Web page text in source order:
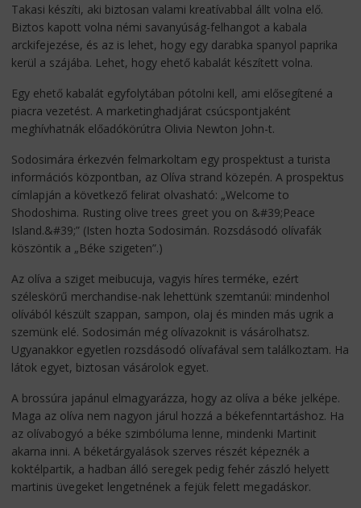
Takasi készíti, aki biztosan valami kreatívabbal állt volna elő.
Biztos kapott volna némi savanyúság-felhangot a kabala
arckifejezése, és az is lehet, hogy egy darabka spanyol paprika
kerül a szájába. Lehet, hogy ehető kabalát készített volna.
Egy ehető kabalát egyfolytában pótolni kell, ami elősegítené a
piacra vezetést. A marketinghadjárat csúcspontjaként
meghívhatnák előadókörútra Olivia Newton John-t.
Sodosimára érkezvén felmarkoltam egy prospektust a turista
információs központban, az Olíva strand közepén. A prospektus
címlapján a következő felirat olvasható: „Welcome to
Shodoshima. Rusting olive trees greet you on &#39;Peace
Island.&#39;” (Isten hozta Sodosimán. Rozsdásodó olívafák
köszöntik a „Béke szigeten”.)
Az olíva a sziget meibucuja, vagyis híres terméke, ezért
széleskörű merchandise-nak lehettünk szemtanúi: mindenhol
olívából készült szappan, sampon, olaj és minden más ugrik a
szemünk elé. Sodosimán még olívazoknit is vásárolhatsz.
Ugyanakkor egyetlen rozsdásodó olívafával sem találkoztam. Ha
látok egyet, biztosan vásárolok egyet.
A brossúra japánul elmagyarázza, hogy az olíva a béke jelképe.
Maga az olíva nem nagyon járul hozzá a békefenntartáshoz. Ha
az olívabogyó a béke szimbóluma lenne, mindenki Martinit
akarna inni. A béketárgyalások szerves részét képeznék a
koktélpartik, a hadban álló seregek pedig fehér zászló helyett
martinis üvegeket lengetnének a fejük felett megadáskor.